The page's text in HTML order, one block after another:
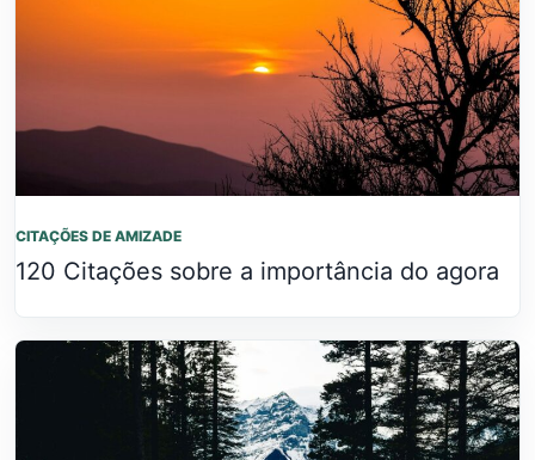
CITAÇÕES DE AMIZADE
120 Citações sobre a importância do agora